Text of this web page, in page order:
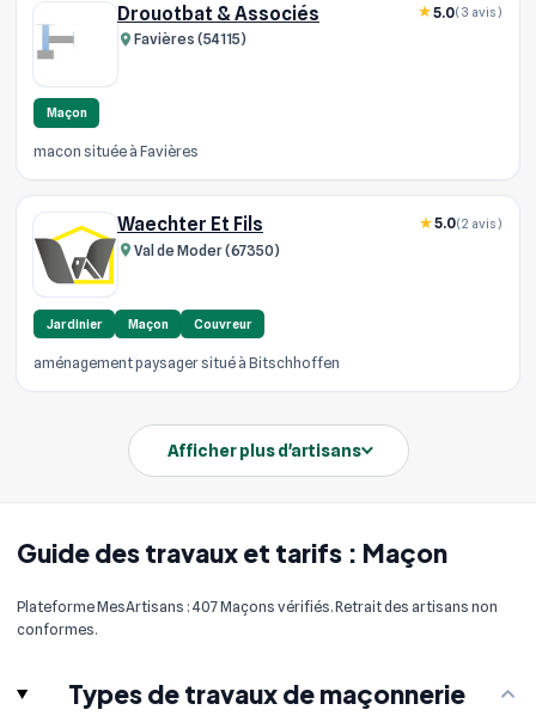
Guide des travaux et tarifs : Maçon
Plateforme MesArtisans : 407 Maçons vérifiés. Retrait des artisans non
conformes.
Types de travaux de maçonnerie
Drouotbat & Associés
Favières (54115)
5.0(3 avis)
Maçon
macon située à Favières
Waechter Et Fils
Val de Moder (67350)
5.0(2 avis)
Jardinier Maçon Couvreur
aménagement paysager situé à Bitschhoffen
Afficher plus d'artisans